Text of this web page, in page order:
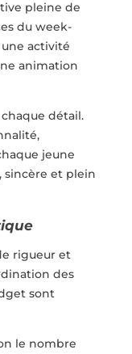
pleine de
du week-
activité
animation
détail.
jeune
sincère et plein
rigueur et
des
sont
le nombre